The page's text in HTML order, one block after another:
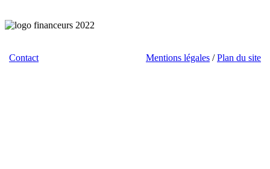
Contact Mentions légales /Plan du site